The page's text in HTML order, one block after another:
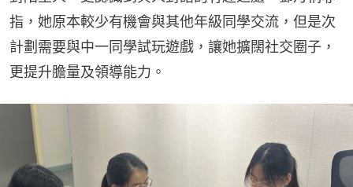
指，她原本較少有機會與其他年級同學交流，但是次
計劃需要與中一同學試玩遊戲，讓她擴闊社交圈子，
更提升膽量及領導能力。